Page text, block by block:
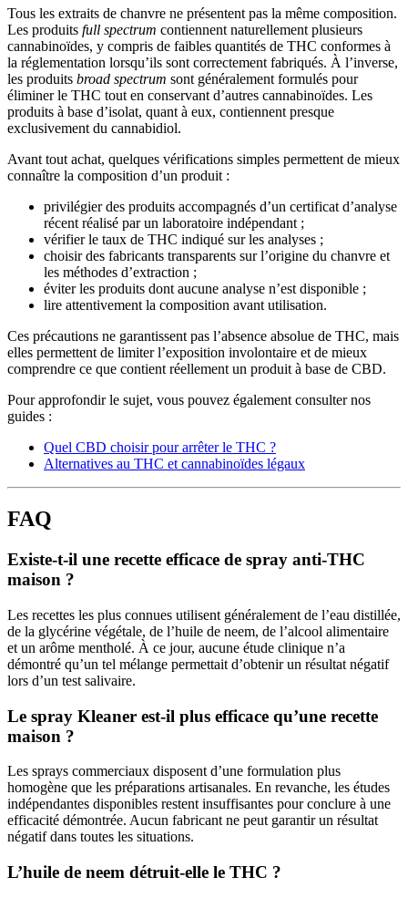
Tous les extraits de chanvre ne présentent pas la même composition.
Les produits full spectrum contiennent naturellement plusieurs
cannabinoïdes, y compris de faibles quantités de THC conformes à
la réglementation lorsqu’ils sont correctement fabriqués. À l’inverse,
les produits broad spectrum sont généralement formulés pour
éliminer le THC tout en conservant d’autres cannabinoïdes. Les
produits à base d’isolat, quant à eux, contiennent presque
exclusivement du cannabidiol.
Avant tout achat, quelques vérifications simples permettent de mieux
connaître la composition d’un produit :
privilégier des produits accompagnés d’un certificat d’analyse
récent réalisé par un laboratoire indépendant ;
vérifier le taux de THC indiqué sur les analyses ;
choisir des fabricants transparents sur l’origine du chanvre et
les méthodes d’extraction ;
éviter les produits dont aucune analyse n’est disponible ;
lire attentivement la composition avant utilisation.
Ces précautions ne garantissent pas l’absence absolue de THC, mais
elles permettent de limiter l’exposition involontaire et de mieux
comprendre ce que contient réellement un produit à base de CBD.
Pour approfondir le sujet, vous pouvez également consulter nos
guides :
Quel CBD choisir pour arrêter le THC ?
Alternatives au THC et cannabinoïdes légaux
FAQ
Existe-t-il une recette efficace de spray anti-THC
maison ?
Les recettes les plus connues utilisent généralement de l’eau distillée,
de la glycérine végétale, de l’huile de neem, de l’alcool alimentaire
et un arôme mentholé. À ce jour, aucune étude clinique n’a
démontré qu’un tel mélange permettait d’obtenir un résultat négatif
lors d’un test salivaire.
Le spray Kleaner est-il plus efficace qu’une recette
maison ?
Les sprays commerciaux disposent d’une formulation plus
homogène que les préparations artisanales. En revanche, les études
indépendantes disponibles restent insuffisantes pour conclure à une
efficacité démontrée. Aucun fabricant ne peut garantir un résultat
négatif dans toutes les situations.
L’huile de neem détruit-elle le THC ?